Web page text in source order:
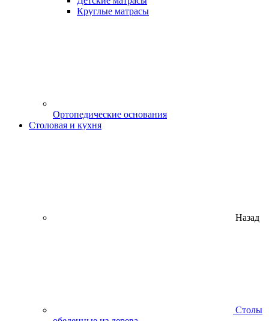
Круглые матрасы
Ортопедические основания
Столовая и кухня
Назад
Столы